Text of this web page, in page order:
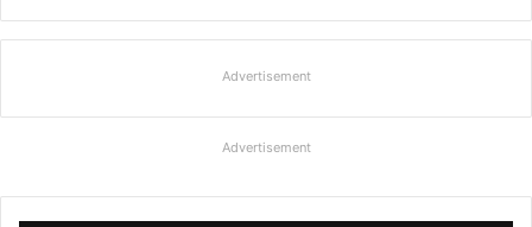
Advertisement
Advertisement